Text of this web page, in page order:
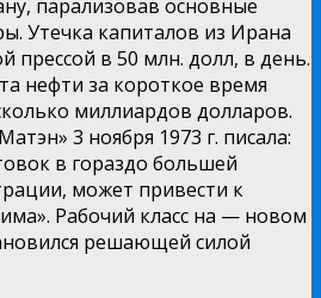
парализовав основные
Утечка капиталов из Ирана
прессой в 50 млн. долл, в день.
нефти за короткое время
миллиардов долларов.
3 ноября 1973 г. писала:
в гораздо большей
может привести к
Рабочий класс на — новом
решающей силой